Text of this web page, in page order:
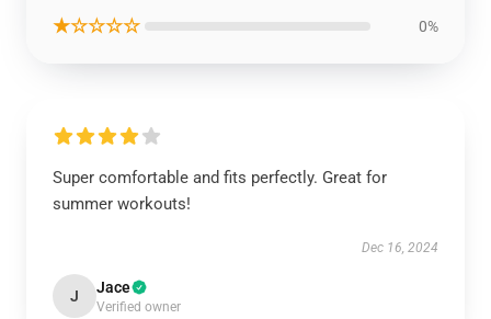
★☆☆☆☆ 0%
Super comfortable and fits perfectly. Great for
summer workouts!
Dec 16, 2024
J Jace
Verified owner